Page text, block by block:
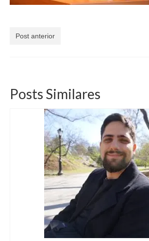
Post anterior
Posts Similares